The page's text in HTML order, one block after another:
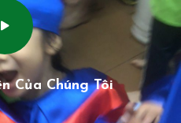
Của Chúng Tôi